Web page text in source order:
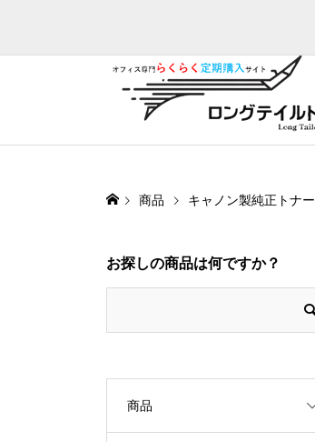
商品 キャノン製純正トナー
お探しの商品は何ですか？
商品